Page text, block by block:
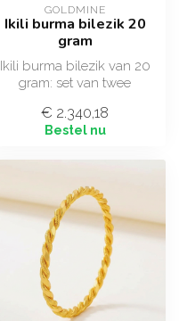
GOLDMINE
Ikili burma bilezik 20
gram
Ikili burma bilezik van 20
gram: set van twee
22 ayar (91...
€ 2.340,18
Bestel nu